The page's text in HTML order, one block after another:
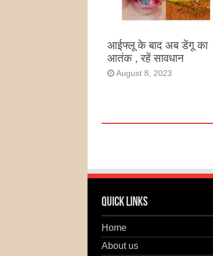
आईफ्लू के बाद अब डेंगू का
आतंक , रहें सावधान
August 8, 2023
Quick Links
Home
About us